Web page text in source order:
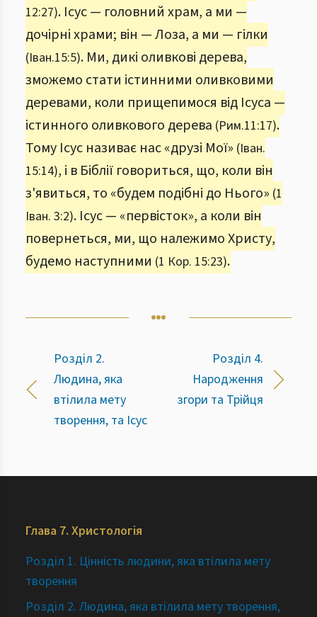
12:27). Ісус — головний храм, а ми —
дочірні храми; він — Лоза, а ми — гілки
(Іван.15:5). Ми, дикі оливкові дерева,
зможемо стати істинними оливковими
деревами, коли прищепимося від Ісуса —
істинного оливкового дерева (Рим.11:17).
Тому Ісус називає нас «друзі Мої» (Іван.
15:14), і в Біблії говориться, що, коли він
з'явиться, то «будем подібні до Нього» (1
Іван. 3:2). Ісус — «первісток», а коли він
повернеться, ми, що належимо Христу,
будемо наступними (1 Кор. 15:23).
Розділ 2.
Людина, яка
втілила мету
творення, та Ісус
Розділ 4.
Народження
згори та Трійця
Глава 7. Христологія
Розділ 1. Цінність людини, яка втілила мету
творення
Розділ 2. Людина, яка втілила мету творення,